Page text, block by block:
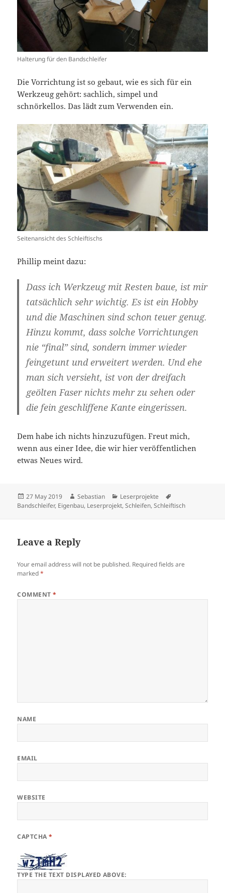
Halterung für den Bandschleifer
Die Vorrichtung ist so gebaut, wie es sich für ein
Werkzeug gehört: sachlich, simpel und
schnörkellos. Das lädt zum Verwenden ein.
Seitenansicht des Schleiftischs
Phillip meint dazu:
Dass ich Werkzeug mit Resten baue, ist mir
tatsächlich sehr wichtig. Es ist ein Hobby
und die Maschinen sind schon teuer genug.
Hinzu kommt, dass solche Vorrichtungen
nie “final” sind, sondern immer wieder
feingetunt und erweitert werden. Und ehe
man sich versieht, ist von der dreifach
geölten Faser nichts mehr zu sehen oder
die fein geschliffene Kante eingerissen.
Dem habe ich nichts hinzuzufügen. Freut mich,
wenn aus einer Idee, die wir hier veröffentlichen
etwas Neues wird.
Posted
on
27 May 2019 Author
Sebastian Categories
Leserprojekte
Bandschleifer, Eigenbau, Leserprojekt,Schleifen,Schleiftisch
Leave a Reply
Your email address will not be published. Required fields are
marked*
COMMENT*
NAME
EMAIL
WEBSITE
CAPTCHA*
TYPE THE TEXT DISPLAYED ABOVE: